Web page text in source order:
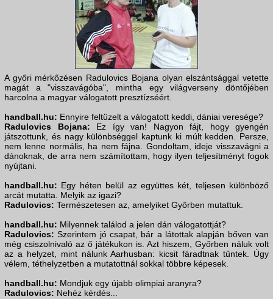
A győri mérkőzésen Radulovics Bojana olyan elszántsággal vetette
magát a "visszavágóba", mintha egy világverseny döntőjében
harcolna a magyar válogatott presztízséért.
handball.hu: Ennyire feltüzelt a válogatott keddi, dániai veresége?
Radulovics Bojana: Ez így van! Nagyon fájt, hogy gyengén
játszottunk, és nagy különbséggel kaptunk ki múlt kedden. Persze,
nem lenne normális, ha nem fájna. Gondoltam, ideje visszavágni a
dánoknak, de arra nem számítottam, hogy ilyen teljesítményt fogok
nyújtani.
handball.hu: Egy héten belül az együttes két, teljesen különböző
arcát mutatta. Melyik az igazi?
Radulovics: Természetesen az, amelyiket Győrben mutattuk.
handball.hu: Milyennek találod a jelen dán válogatottját?
Radulovics: Szerintem jó csapat, bár a látottak alapján bőven van
még csiszolnivaló az ő játékukon is. Azt hiszem, Győrben náluk volt
az a helyzet, mint nálunk Aarhusban: kicsit fáradtnak tűntek. Úgy
vélem, téthelyzetben a mutatottnál sokkal többre képesek.
handball.hu: Mondjuk egy újabb olimpiai aranyra?
Radulovics: Nehéz kérdés...